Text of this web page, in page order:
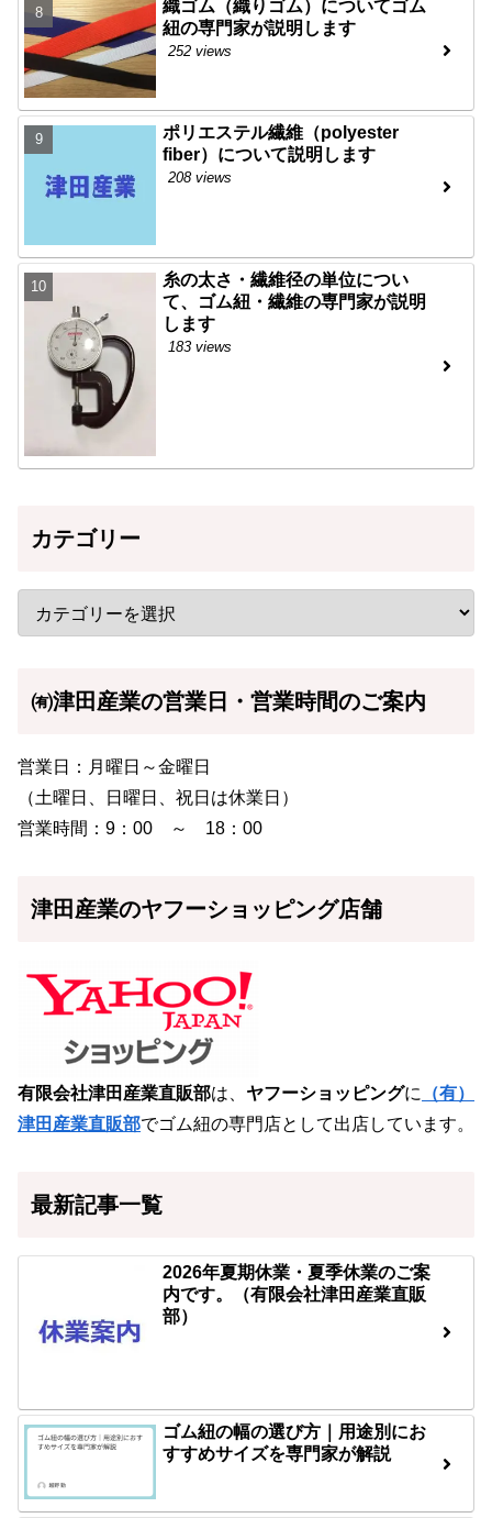
織ゴム（織りゴム）についてゴム
紐の専門家が説明します
252 views
ポリエステル繊維（polyester
fiber）について説明します
208 views
糸の太さ・繊維径の単位につい
て、ゴム紐・繊維の専門家が説明
します
183 views
カテゴリー
㈲津田産業の営業日・営業時間のご案内
営業日：月曜日～金曜日
（土曜日、日曜日、祝日は休業日）
営業時間：9：00 ～ 18：00
津田産業のヤフーショッピング店舗
有限会社津田産業直販部は、 ヤフーショッピングに
（有）
津田産業直販部でゴム紐の専門店として出店しています。
最新記事一覧
2026年夏期休業・夏季休業のご案
内です。（有限会社津田産業直販
部）
ゴム紐の幅の選び方｜用途別にお
すすめサイズを専門家が解説